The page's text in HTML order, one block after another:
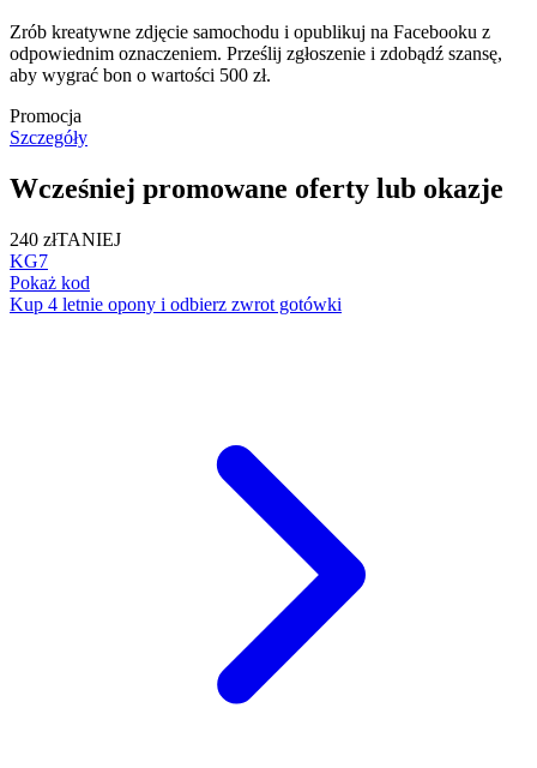
Zrób kreatywne zdjęcie samochodu i opublikuj na Facebooku z
odpowiednim oznaczeniem. Prześlij zgłoszenie i zdobądź szansę,
aby wygrać bon o wartości 500 zł.
Promocja
Szczegóły
Wcześniej promowane oferty lub okazje
240 złTANIEJ
KG7
Pokaż kod
Kup 4 letnie opony i odbierz zwrot gotówki